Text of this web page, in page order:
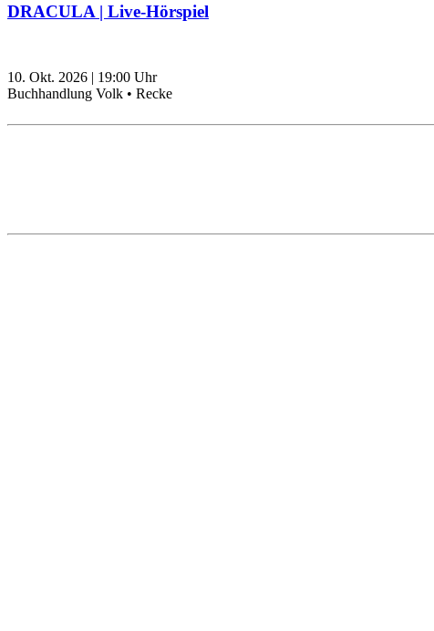
DRACULA | Live-Hörspiel
10. Okt. 2026 | 19:00 Uhr
Buchhandlung Volk • Recke